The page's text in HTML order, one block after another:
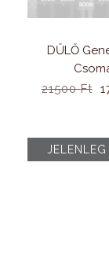
DŰLŐ
21500Ft